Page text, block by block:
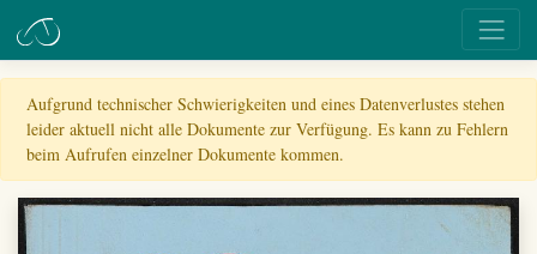
Aufgrund technischer Schwierigkeiten und eines Datenverlustes stehen
leider aktuell nicht alle Dokumente zur Verfügung. Es kann zu Fehlern
beim Aufrufen einzelner Dokumente kommen.